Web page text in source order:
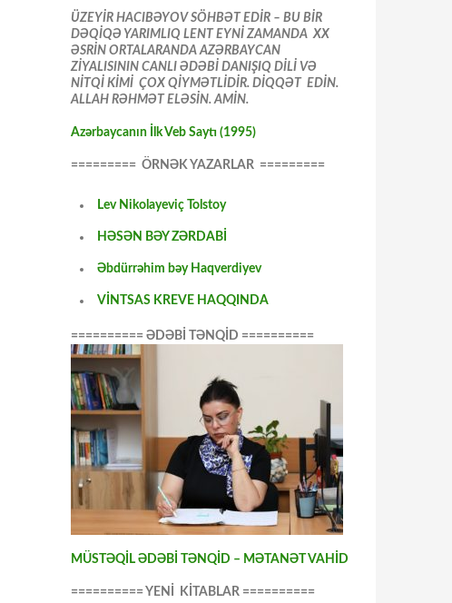
ÜZEYİR HACIBƏYOV SÖHBƏT EDİR – BU BİR
DƏQİQƏ YARIMLIQ LENT EYNİ ZAMANDA XX
ƏSRİN ORTALARANDA AZƏRBAYCAN
ZİYALISININ CANLI ƏDƏBİ DANIŞIQ DİLİ VƏ
NİTQİ KİMİ ÇOX QİYMƏTLİDİR. DİQQƏT EDİN.
ALLAH RƏHMƏT ELƏSİN. AMİN.
Azərbaycanın İlk Veb Saytı (1995)
========= ÖRNƏK YAZARLAR =========
Lev Nikolayeviç Tolstoy
HƏSƏN BƏY ZƏRDABİ
Əbdürrəhim bəy Haqverdiyev
VİNTSAS KREVE HAQQINDA
========== ƏDƏBİ TƏNQİD ==========
MÜSTƏQİL ƏDƏBİ TƏNQİD – MƏTANƏT VAHİD
========== YENİ KİTABLAR ==========